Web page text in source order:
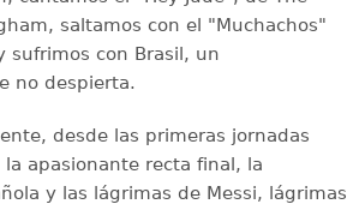
saltamos con el "Muchachos"
sufrimos con Brasil, un
no despierta.
desde las primeras jornadas
apasionante recta final, la
y las lágrimas de Messi, lágrimas